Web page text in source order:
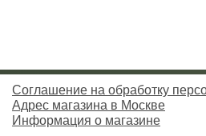
Соглашение на обработку
Адрес магазина в Москве
Информация о магазине